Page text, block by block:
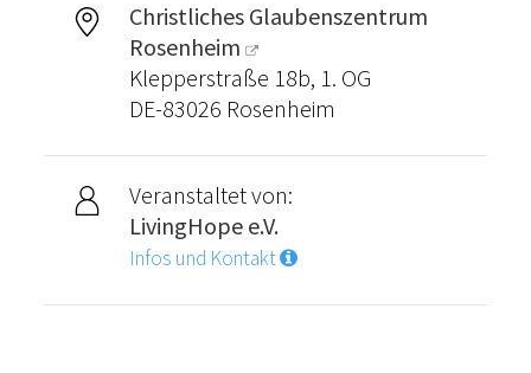
Christliches Glaubenszentrum
Rosenheim
Klepperstraße 18b, 1. OG
DE-83026 Rosenheim
Veranstaltet von:
LivingHope e.V.
Infos und Kontakt